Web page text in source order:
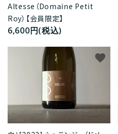
Altesse（Domaine Petit
Roy）【会員限定】
6,600円(税込)
favorite